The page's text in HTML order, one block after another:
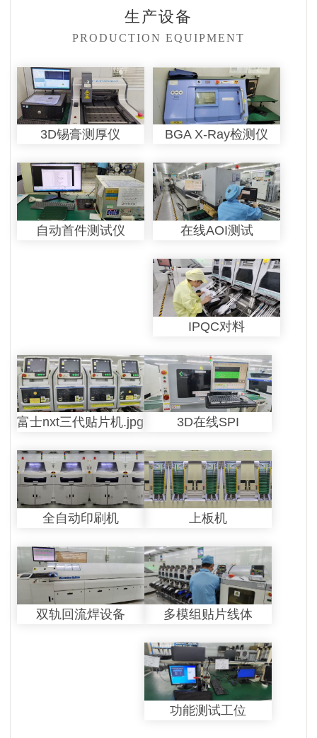
生产设备
PRODUCTION EQUIPMENT
3D锡膏测厚仪 BGA X-Ray检测仪
自动首件测试仪 在线AOI测试
IPQC对料
富士nxt三代贴片机.jpg 3D在线SPI
全自动印刷机 上板机
双轨回流焊设备 多模组贴片线体
功能测试工位